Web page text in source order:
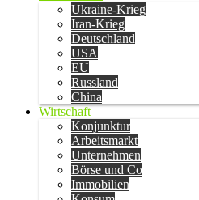
Ukraine-Krieg
Iran-Krieg
Deutschland
USA
EU
Russland
China
Wirtschaft
Konjunktur
Arbeitsmarkt
Unternehmen
Börse und Co
Immobilien